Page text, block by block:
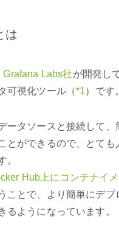
は
Grafana Labs社が開発し
可視化ツール（*1）です。
ータソースと接続して、
とができるので、とても
。
Hub上にコンテナイ
ことで、より簡単にデプ
るようになっています。